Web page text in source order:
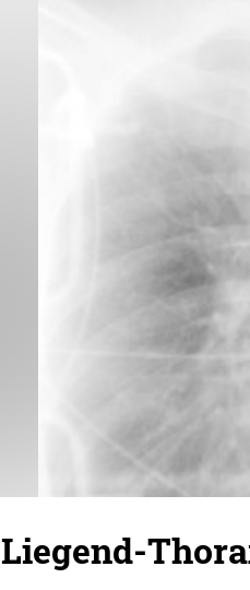
Liegend-